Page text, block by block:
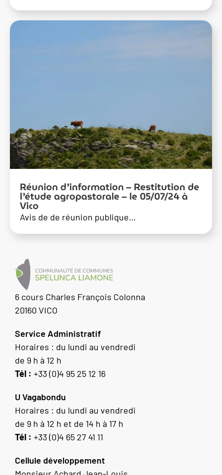
Réunion d’information – Restitution de
l’étude agropastorale – le 05/07/24 à
Vico
Avis de de réunion publique…
6 cours Charles François Colonna
20160 VICO
Service Administratif
Horaires : du lundi au vendredi
de 9 h à 12 h
Tél : +33 (0)4 95 25 12 16
U Vagabondu
Horaires : du lundi au vendredi
de 9 h à 12 h et de 14 h à 17 h
Tél : +33 (0)4 65 27 41 11
Cellule développement